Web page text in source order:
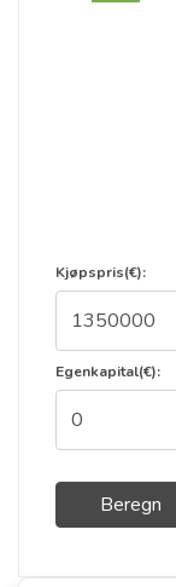
Kjøpspris(€):
Egenkapital(€):
Beregn